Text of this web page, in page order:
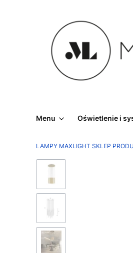
Menu Oświetlenie i
LAMPY MAXLIGHT SKLEP